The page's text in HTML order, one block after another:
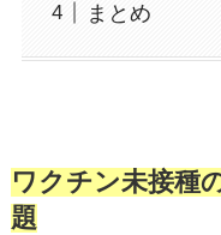
まとめ
ワクチン未接種
題